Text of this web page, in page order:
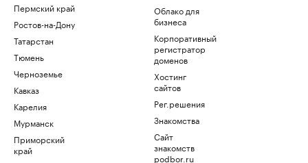
Пермский край
Ростов-на-Дону
Татарстан
Тюмень
Черноземье
Кавказ
Карелия
Мурманск
Приморский
край
Облако для
бизнеса
Корпоративный
регистратор
доменов
Хостинг
сайтов
Рег.решения
Знакомства
Сайт
знакомств
podbor.ru